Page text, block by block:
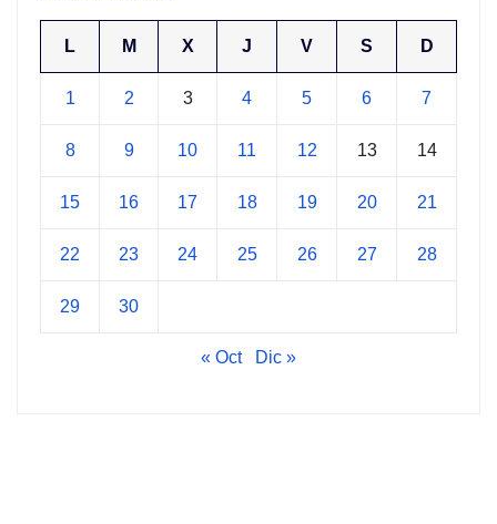
L M X J V S D
1 2 3 4 5 6 7
8 9 10 11 12 13 14
15 16 17 18 19 20 21
22 23 24 25 26 27 28
29 30
« Oct Dic »